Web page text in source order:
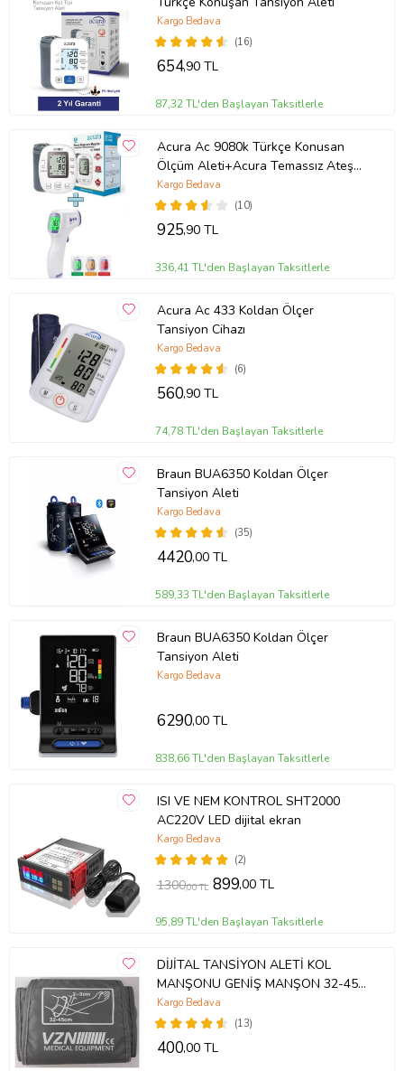
(16)
Kargo Bedava
654,90 TL
87,32 TL'den Başlayan Taksitlerle
Acura Ac 9080k Türkçe Konusan
Ölçüm Aleti+Acura Temassız Ateş
Ölçer
(10)
Kargo Bedava
925,90 TL
336,41 TL'den Başlayan Taksitlerle
Acura Ac 433 Koldan Ölçer
Tansiyon Cihazı
(6)
Kargo Bedava
560,90 TL
74,78 TL'den Başlayan Taksitlerle
Braun BUA6350 Koldan Ölçer
Tansiyon Aleti
(35)
Kargo Bedava
4420,00 TL
589,33 TL'den Başlayan Taksitlerle
Braun BUA6350 Koldan Ölçer
Tansiyon Aleti
Kargo Bedava
6290,00 TL
838,66 TL'den Başlayan Taksitlerle
ISI VE NEM KONTROL SHT2000
AC220V LED dijital ekran
(2)
Kargo Bedava
1300,00 TL 899,00 TL
95,89 TL'den Başlayan Taksitlerle
DİJİTAL TANSİYON ALETİ KOL
MANŞONU GENİŞ MANŞON 32-45
CM VZN OMRON MESİLİFE TÜM
MODELLERE UYUMLU
(13)
Kargo Bedava
400,00 TL